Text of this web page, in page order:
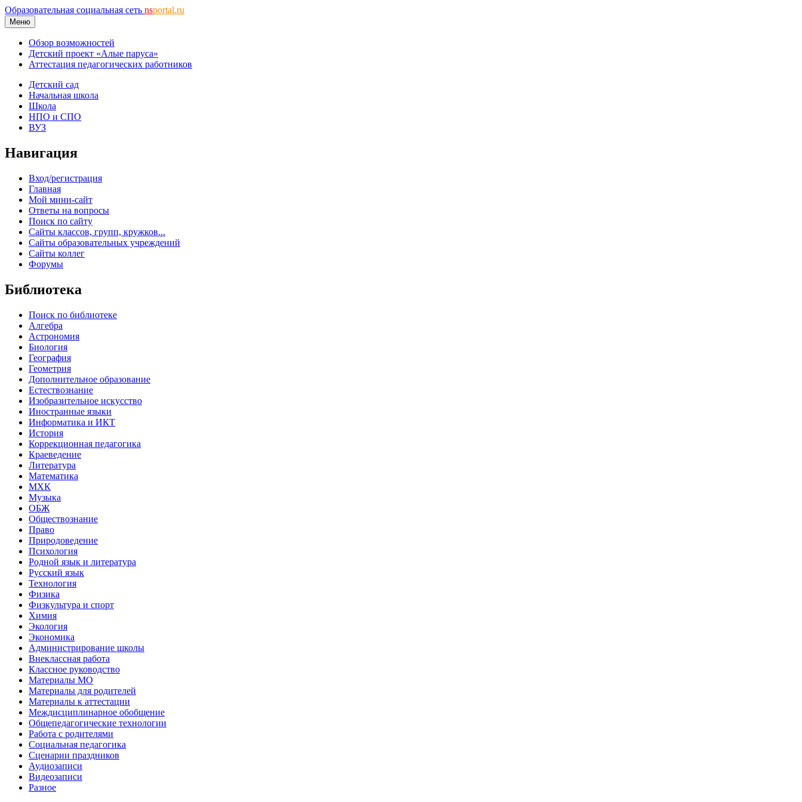
Образовательная социальная сеть nsportal.ru
Меню
Обзор возможностей
Детский проект «Алые паруса»
Аттестация педагогических работников
Детский сад
Начальная школа
Школа
НПО и СПО
ВУЗ
Навигация
Вход/регистрация
Главная
Мой мини-сайт
Ответы на вопросы
Поиск по сайту
Сайты классов, групп, кружков...
Сайты образовательных учреждений
Сайты коллег
Форумы
Библиотека
Поиск по библиотеке
Алгебра
Астрономия
Биология
География
Геометрия
Дополнительное образование
Естествознание
Изобразительное искусство
Иностранные языки
Информатика и ИКТ
История
Коррекционная педагогика
Краеведение
Литература
Математика
МХК
Музыка
ОБЖ
Обществознание
Право
Природоведение
Психология
Родной язык и литература
Русский язык
Технология
Физика
Физкультура и спорт
Химия
Экология
Экономика
Администрирование школы
Внеклассная работа
Классное руководство
Материалы МО
Материалы для родителей
Материалы к аттестации
Междисциплинарное обобщение
Общепедагогические технологии
Работа с родителями
Социальная педагогика
Сценарии праздников
Аудиозаписи
Видеозаписи
Разное